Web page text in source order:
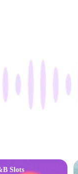
Slots